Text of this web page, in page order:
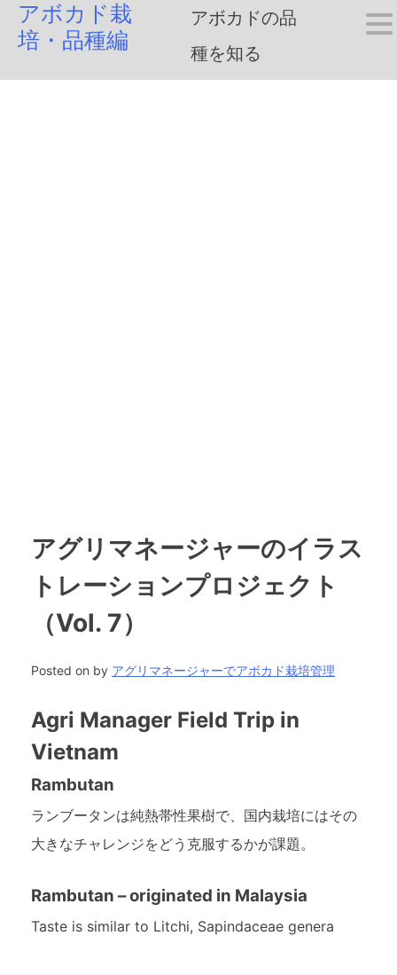
Skipアボカド栽
培・品種編
アボカドの品
種を知る
アグリマネージャーのイラス
トレーションプロジェクト
（Vol. 7）
Posted on by アグリマネージャーでアボカド栽培管理
Agri Manager Field Trip in
Vietnam
Rambutan
ランブータンは純熱帯性果樹で、国内栽培にはその
大きなチャレンジをどう克服するかが課題。
Rambutan – originated in Malaysia
Taste is similar to Litchi, Sapindaceae genera